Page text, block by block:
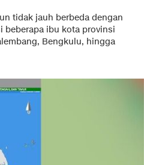
tidak jauh berbeda dengan
beberapa ibu kota provinsi
Bengkulu, hingga